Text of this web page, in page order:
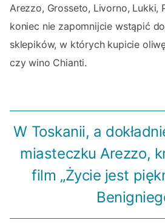
Arezzo, Grosseto, Livorno, Lukki,
koniec nie zapomnijcie wstąpić
sklepików, w których kupicie
czy wino Chianti.
W Toskanii, a
miasteczku Arezzo,
film „Życie jest